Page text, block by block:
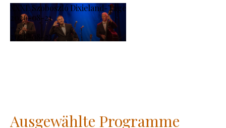
XXXI. Szoboszló Dixieland-Tage
2026-08-21
-
2026-08-23
Ausgewählte Programme